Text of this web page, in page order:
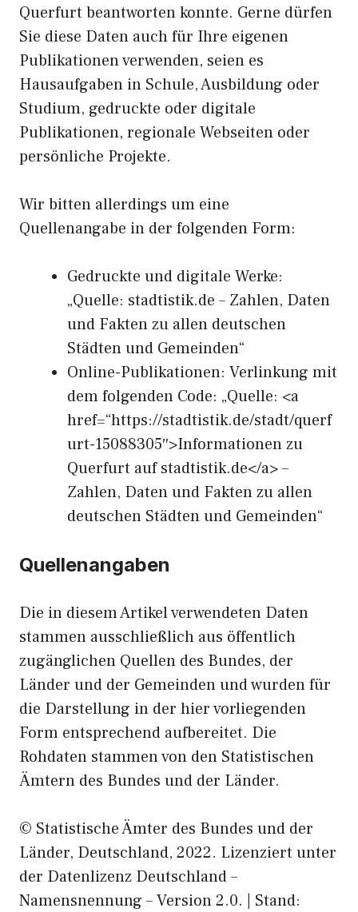
Querfurt beantworten konnte. Gerne dürfen
Sie diese Daten auch für Ihre eigenen
Publikationen verwenden, seien es
Hausaufgaben in Schule, Ausbildung oder
Studium, gedruckte oder digitale
Publikationen, regionale Webseiten oder
persönliche Projekte.
Wir bitten allerdings um eine
Quellenangabe in der folgenden Form:
Gedruckte und digitale Werke:
„Quelle: stadtistik.de – Zahlen, Daten
und Fakten zu allen deutschen
Städten und Gemeinden“
Online-Publikationen: Verlinkung mit
dem folgenden Code: „Quelle: <a
href=“https://stadtistik.de/stadt/querf
urt-15088305″>Informationen zu
Querfurt auf stadtistik.de</a> –
Zahlen, Daten und Fakten zu allen
deutschen Städten und Gemeinden“
Quellenangaben
Die in diesem Artikel verwendeten Daten
stammen ausschließlich aus öffentlich
zugänglichen Quellen des Bundes, der
Länder und der Gemeinden und wurden für
die Darstellung in der hier vorliegenden
Form entsprechend aufbereitet. Die
Rohdaten stammen von den Statistischen
Ämtern des Bundes und der Länder.
© Statistische Ämter des Bundes und der
Länder, Deutschland, 2022. Lizenziert unter
der Datenlizenz Deutschland –
Namensnennung – Version 2.0. | Stand: